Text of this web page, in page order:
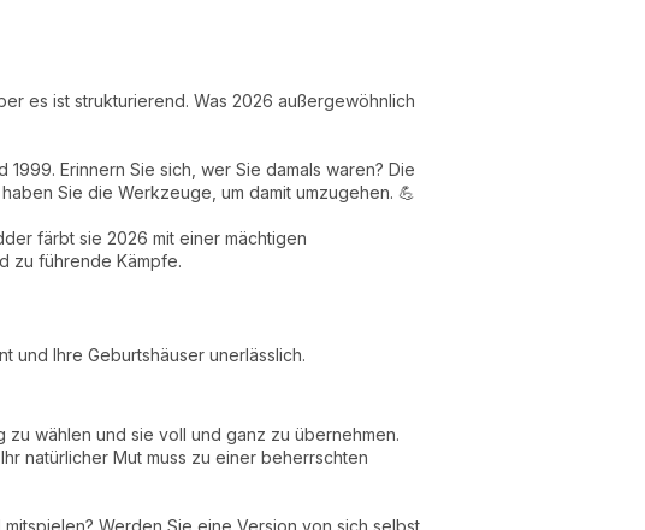
es ist strukturierend. Was 2026 außergewöhnlich
Erinnern Sie sich, wer Sie damals waren? Die
Sie die Werkzeuge, um damit umzugehen. 💪
färbt sie 2026 mit einer mächtigen
zu führende Kämpfe.
und Ihre Geburtshäuser unerlässlich.
zu wählen und sie voll und ganz zu übernehmen.
natürlicher Mut muss zu einer beherrschten
Werden Sie eine Version von sich selbst